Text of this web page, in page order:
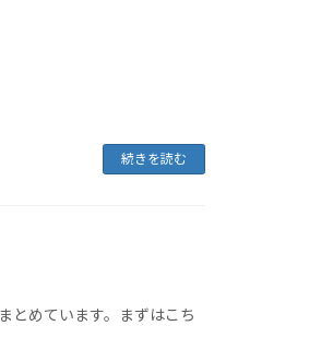
続きを読む
とめています。まずはこち